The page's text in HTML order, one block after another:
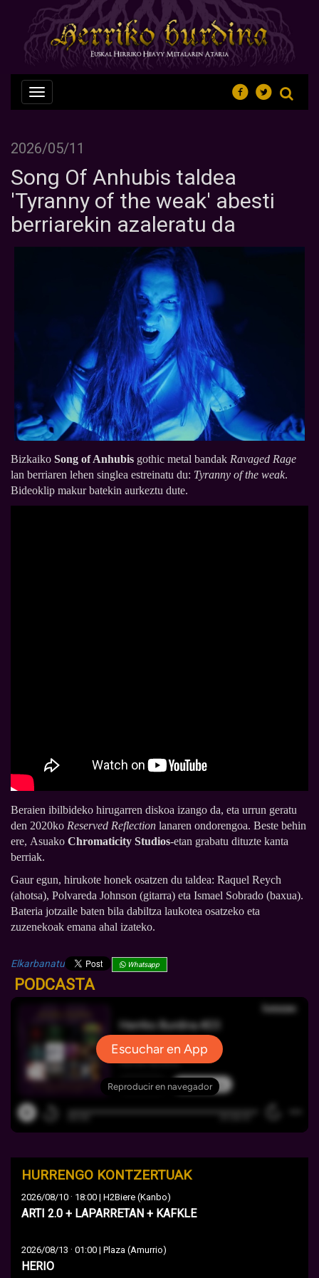
Nabegazioa
ireki
2026/05/11
Song Of Anhubis taldea
'Tyranny of the weak' abesti
berriarekin azaleratu da
Bizkaiko Song of Anhubis gothic metal bandak Ravaged Rage
lan berriaren lehen singlea estreinatu du: Tyranny of the weak.
Bideoklip makur batekin aurkeztu dute.
Beraien ibilbideko hirugarren diskoa izango da, eta urrun geratu
den 2020ko Reserved Reflection lanaren ondorengoa. Beste behin
ere, Asuako Chromaticity Studios-etan grabatu dituzte kanta
berriak.
Gaur egun, hirukote honek osatzen du taldea: Raquel Reych
(ahotsa), Polvareda Johnson (gitarra) eta Ismael Sobrado (baxua).
Bateria jotzaile baten bila dabiltza laukotea osatzeko eta
zuzenekoak emana ahal izateko.
Elkarbanatu Whatsapp
PODCASTA
HURRENGO KONTZERTUAK
2026/08/10 · 18:00 | H2Biere (Kanbo)
ARTI 2.0 + LAPARRETAN + KAFKLE
2026/08/13 · 01:00 | Plaza (Amurrio)
HERIO